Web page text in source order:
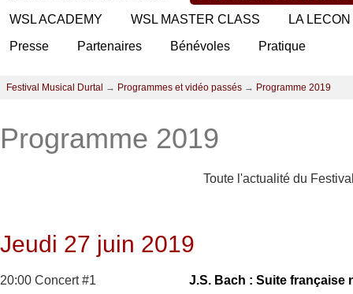
WSL ACADEMY
WSL MASTER CLASS
LA
Presse
Partenaires Bénévoles Pratique
Festival Musical Durtal → Programmes et vidéo passés → Programme 2019
Programme 2019
Toute l'actualité du
Jeudi 27 juin 2019
20:00 Concert #1 J.S. Bach : Suite française